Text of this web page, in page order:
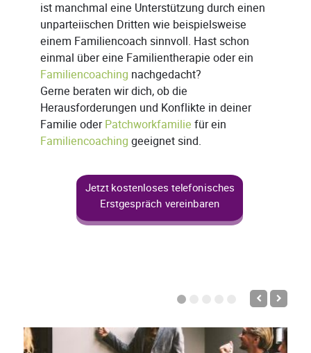
ist manchmal eine Unterstützung durch einen
unparteiischen Dritten wie beispielsweise
einem Familiencoach sinnvoll. Hast schon
einmal über eine Familientherapie oder ein
Familiencoaching nachgedacht?
Gerne beraten wir dich, ob die
Herausforderungen und Konflikte in deiner
Familie oderPatchworkfamilie für ein
Familiencoaching geeignet sind.
Jetzt kostenloses telefonisches
Erstgespräch vereinbaren